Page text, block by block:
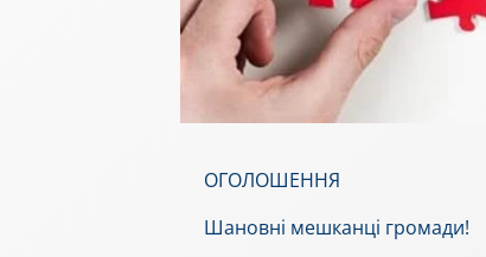
ОГОЛОШЕННЯ
Шановні мешканці громади!